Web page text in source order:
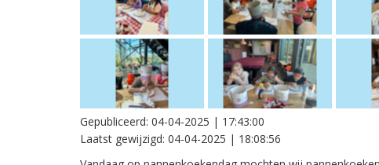
Gepubliceerd: 04-04-2025 | 17:43:00
Laatst gewijzigd: 04-04-2025 | 18:08:56